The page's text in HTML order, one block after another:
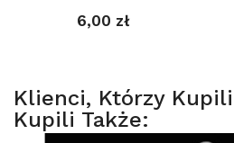
6,00 zł
Klienci, Którzy
Kupili Także: